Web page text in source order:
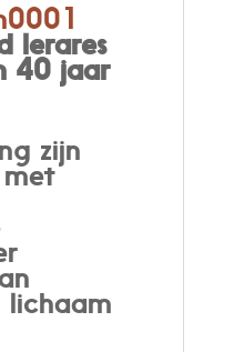
lerares
40 jaar
zijn
met
lichaam